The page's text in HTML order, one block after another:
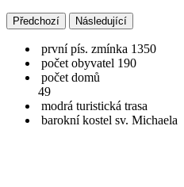
Předchozí Následující
první pís. zmínka 1350
počet obyvatel 190
počet domů
49
modrá turistická trasa
barokní kostel sv. Michaela